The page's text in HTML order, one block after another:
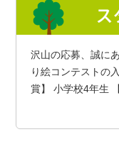
沢山の応募、誠に
り絵コンテストの
賞】 小学校4年生